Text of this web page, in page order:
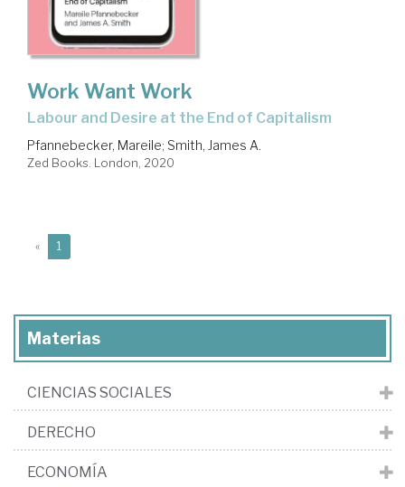
Work Want Work
Labour and Desire at the End of Capitalism
Pfannebecker, Mareile; Smith, James A.
Zed Books. London, 2020
« 1
Materias
CIENCIAS SOCIALES
DERECHO
ECONOMÍA